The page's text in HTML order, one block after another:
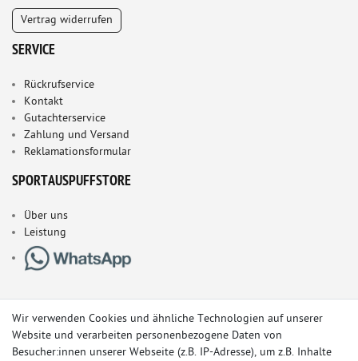
Vertrag widerrufen
SERVICE
Rückrufservice
Kontakt
Gutachterservice
Zahlung und Versand
Reklamationsformular
SPORTAUSPUFFSTORE
Über uns
Leistung
Wir verwenden Cookies und ähnliche Technologien auf unserer
Website und verarbeiten personenbezogene Daten von
Besucher:innen unserer Webseite (z.B. IP-Adresse), um z.B. Inhalte